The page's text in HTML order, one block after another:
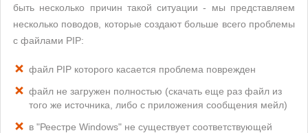
быть несколько причин такой ситуации - мы представляем
несколько поводов, которые создают больше всего проблемы
с файлами PIP:
файл PIP которого касается проблема поврежден
файл не загружен полностью (скачать еще раз файл из
того же источника, либо с приложения сообщения мейл)
в "Реестре Windows" не существует соответствующей